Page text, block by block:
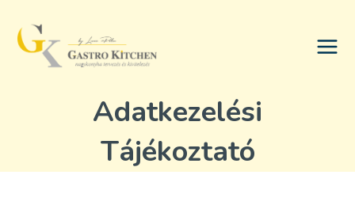
content
Adatkezelési
Tájékoztató